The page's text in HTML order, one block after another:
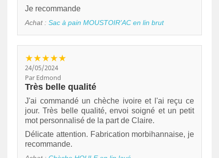
Je recommande
Achat : Sac à pain MOUSTOIR'AC en lin brut
★★★★★
24/05/2024
Par Edmond
Très belle qualité
J'ai commandé un chèche ivoire et l'ai reçu ce
jour. Très belle qualité, envoi soigné et un petit
mot personnalisé de la part de Claire.
Délicate attention. Fabrication morbihannaise, je
recommande.